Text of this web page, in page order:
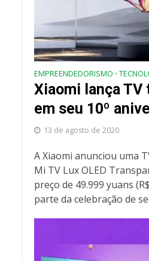
EMPREENDEDORISMO •
Xiaomi lança
em seu 10º
13 de agosto de 2020
A Xiaomi anunciou uma
Mi TV Lux OLED
preço de 49.999 yuans
parte da celebração de